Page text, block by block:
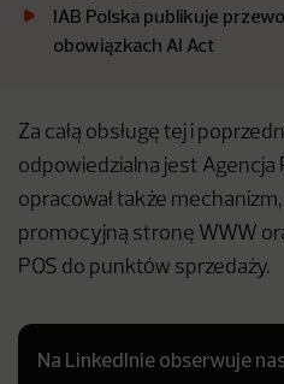
IAB Polska publikuje
obowiązkach AI Act
Za całą obsługę tej i
odpowiedzialna jest Agencja
opracował także
promocyjną stronę WWW
POS do punktów sprzedaży.
Na LinkedInie obserwuje